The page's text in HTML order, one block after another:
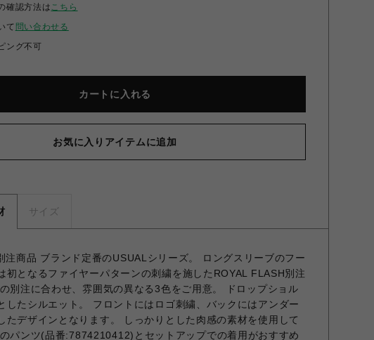
確認方法はこちら
て 問い合わせる
ング不可
カートに入れる
お気に入りアイテムに追加
サイズ
注商品 ブランド定番のUSUALシリーズ。 ロングスリーブのフー
初となるファイヤーパターンの刺繍を施したROYAL FLASH別注
別注に合わせ、雰囲気の異なる3色をご用意。 ドロップショル
したシルエット。 フロントにはロゴ刺繍、バックにはアンダー
たデザインとなります。 しっかりとした肉感の素材を使用して
パンツ(品番:7874210412)とセットアップでの着用がおすすめ